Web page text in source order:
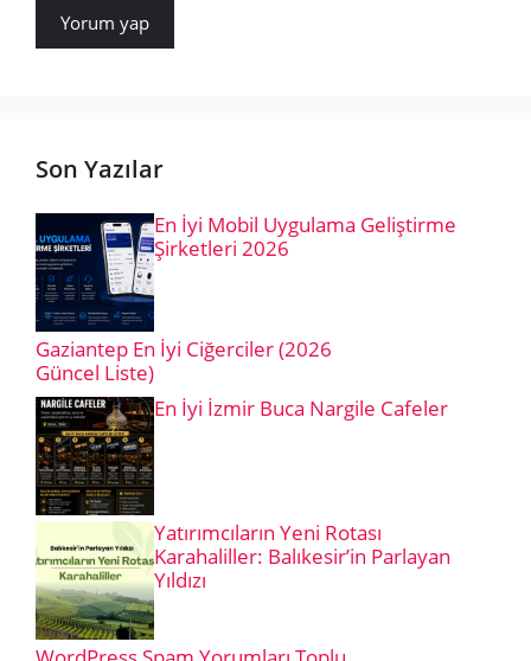
Son Yazılar
En İyi Mobil Uygulama Geliştirme
Şirketleri 2026
Gaziantep En İyi Ciğerciler (2026
Güncel Liste)
En İyi İzmir Buca Nargile Cafeler
Yatırımcıların Yeni Rotası
Karahaliller: Balıkesir’in Parlayan
Yıldızı